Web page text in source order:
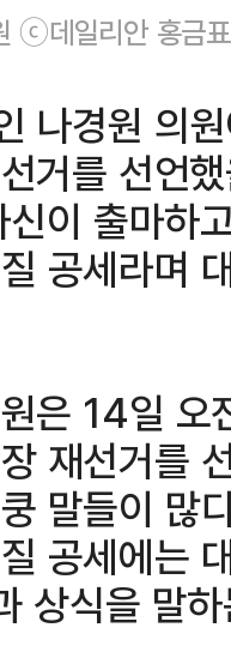
ⓒ데일리안 홍금
나경원 의
거를 선언
이 출마하
공세라며
은 14일
재선거를
말들이 많
공세에는
상식을 말